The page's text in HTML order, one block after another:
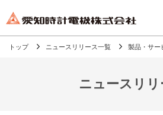
トップ ニュースリリース一覧 製品・サー
ニュースリリ